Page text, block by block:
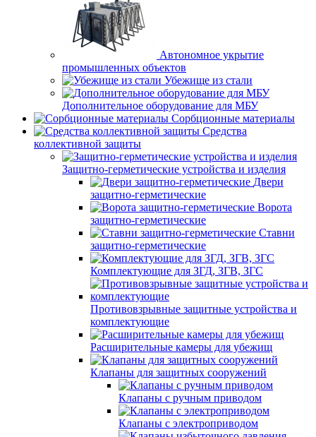
Автономное укрытие
промышленных объектов
Убежище из стали
Дополнительное оборудование для МБУ
Сорбционные материалы
Средства
коллективной защиты
Защитно-герметические устройства и изделия
Двери
защитно-герметические
Ворота
защитно-герметические
Ставни
защитно-герметические
Комплектующие для ЗГД, ЗГВ, ЗГС
Противовзрывные защитные устройства и
комплектующие
Расширительные камеры для убежищ
Клапаны для защитных сооружений
Клапаны с ручным приводом
Клапаны с электроприводом